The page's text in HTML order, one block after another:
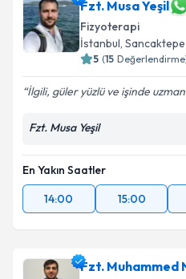
Fzt. Musa Yeşil
Fizyoterapi
İstanbul, Sancaktepe
5 (15
İlgili, güler yüzlü ve işinde
Fzt. Musa Yeşil
En Yakın Saatler
14:00
15:00
Fzt. Muhammed